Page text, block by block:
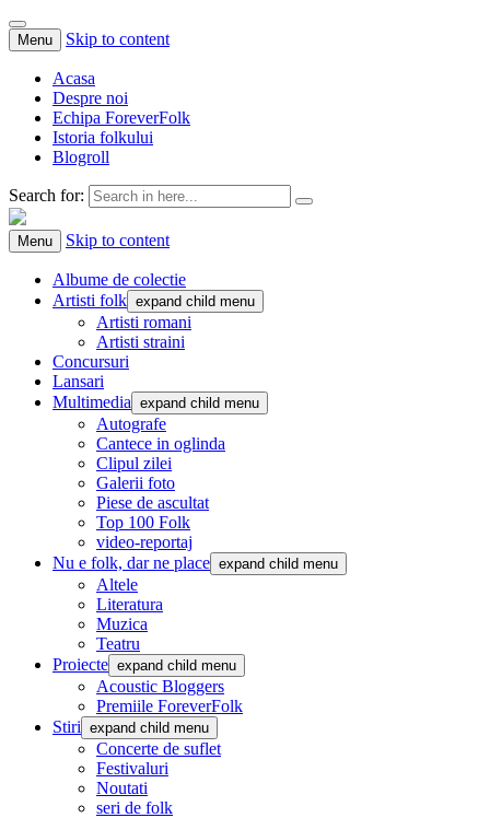
Menu Skip to content
Acasa
Despre noi
Echipa ForeverFolk
Istoria folkului
Blogroll
Search for:
ForeverFolk
Muzica sufletului tau
Menu Skip to content
Albume de colectie
Artisti folk expand child menu
Artisti romani
Artisti straini
Concursuri
Lansari
Multimedia expand child menu
Autografe
Cantece in oglinda
Clipul zilei
Galerii foto
Piese de ascultat
Top 100 Folk
video-reportaj
Nu e folk, dar ne place expand child menu
Altele
Literatura
Muzica
Teatru
Proiecte expand child menu
Acoustic Bloggers
Premiile ForeverFolk
Stiri expand child menu
Concerte de suflet
Festivaluri
Noutati
seri de folk